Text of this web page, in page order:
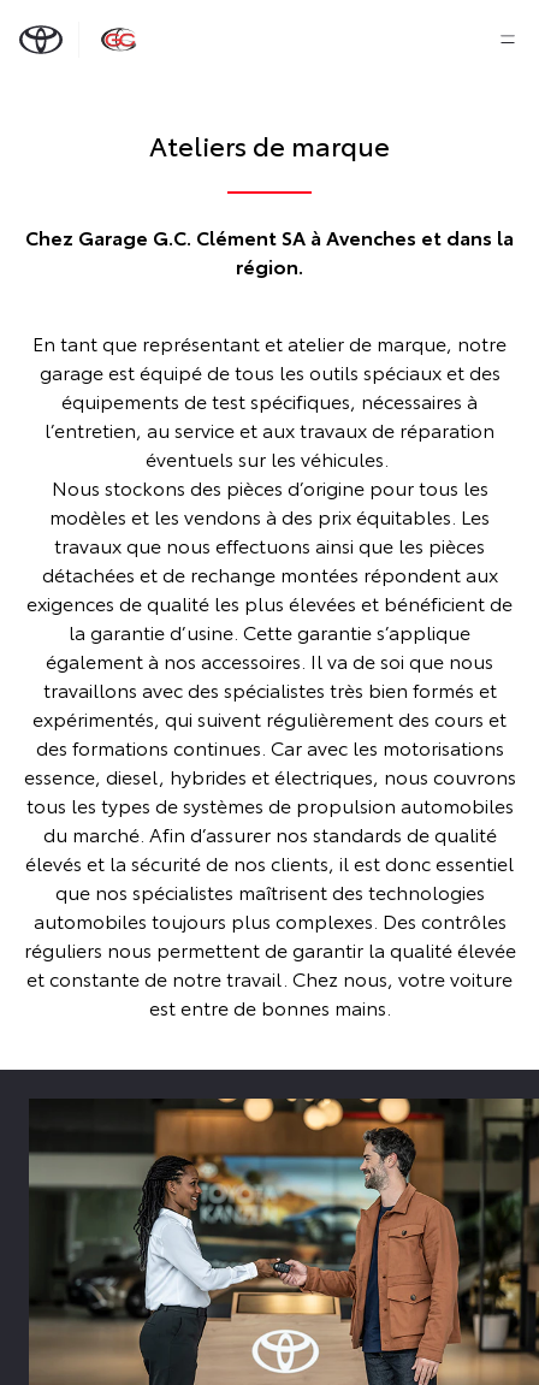
Ateliers de marque
Chez Garage G.C. Clément SA à Avenches et dans la
région.
En tant que représentant et atelier de marque, notre
garage est équipé de tous les outils spéciaux et des
équipements de test spécifiques, nécessaires à
l’entretien, au service et aux travaux de réparation
éventuels sur les véhicules.
Nous stockons des pièces d’origine pour tous les
modèles et les vendons à des prix équitables. Les
travaux que nous effectuons ainsi que les pièces
détachées et de rechange montées répondent aux
exigences de qualité les plus élevées et bénéficient de
la garantie d’usine. Cette garantie s’applique
également à nos accessoires. Il va de soi que nous
travaillons avec des spécialistes très bien formés et
expérimentés, qui suivent régulièrement des cours et
des formations continues. Car avec les motorisations
essence, diesel, hybrides et électriques, nous couvrons
tous les types de systèmes de propulsion automobiles
du marché. Afin d’assurer nos standards de qualité
élevés et la sécurité de nos clients, il est donc essentiel
que nos spécialistes maîtrisent des technologies
automobiles toujours plus complexes. Des contrôles
réguliers nous permettent de garantir la qualité élevée
et constante de notre travail. Chez nous, votre voiture
est entre de bonnes mains.